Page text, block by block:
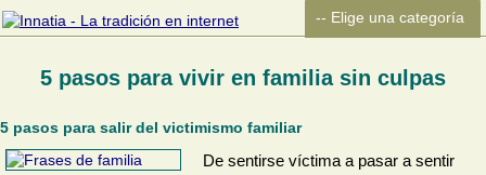
5 pasos para vivir en familia sin culpas
5 pasos para salir del victimismo familiar
De sentirse víctima a pasar a sentir